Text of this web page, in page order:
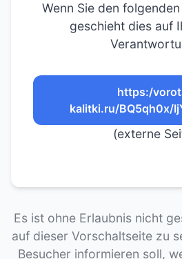
Wenn Sie den
geschieht dies auf
https:/
kalitki.ru/BQ5qh0x/
(externe
Es ist ohne Erlaubnis nicht
auf dieser Vorschaltseite zu
Besucher informieren soll,